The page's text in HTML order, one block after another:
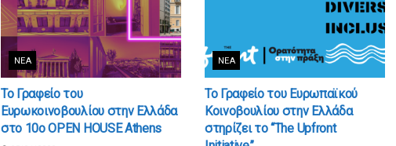
ΝΈΑ
Το Γραφείο του
Ευρωκοινοβουλίου στην Ελλάδα
στο 10ο OPEN HOUSE Athens
ΝΈΑ
Το Γραφείο του Ευρωπαϊκού
Κοινοβουλίου στην Ελλάδα
στηρίζει το “The Upfront